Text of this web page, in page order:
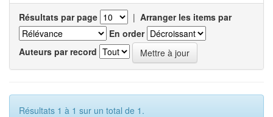
Résultats par page | Arranger les items par
En order
Auteurs par record
Résultats 1 à 1 sur un total de 1.